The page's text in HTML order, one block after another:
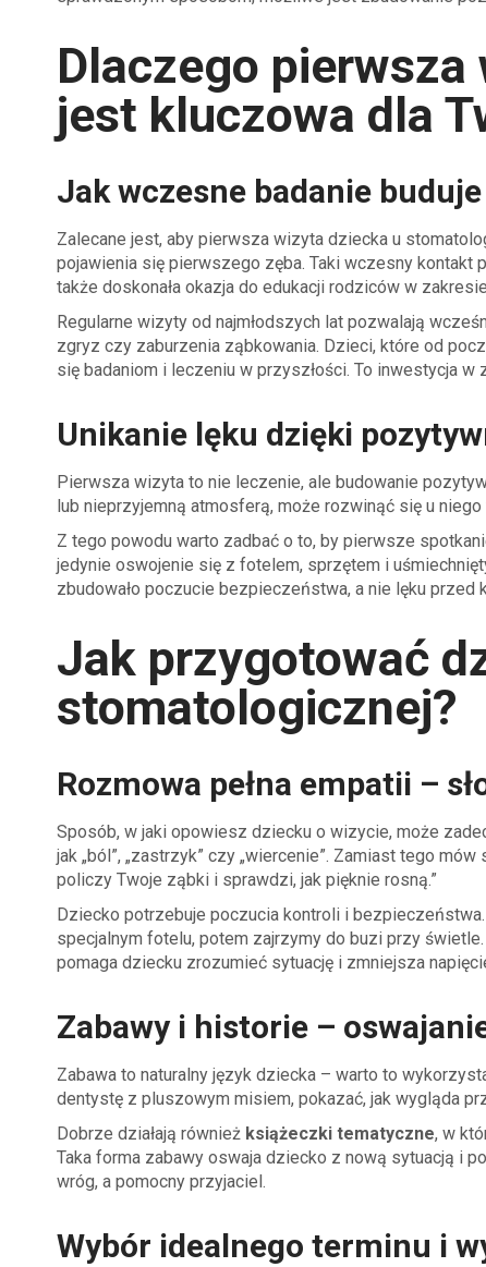
Dlaczego
jest kluczowa dla
Jak wczesne badanie
Zalecane jest, aby pierwsza wizyta dziecka u
pojawienia się pierwszego zęba. Taki wczesny kontakt
także doskonała okazja do edukacji rodziców w
Regularne wizyty od najmłodszych lat pozwalają
zgryz czy zaburzenia ząbkowania. Dzieci, które od
się badaniom i leczeniu w przyszłości. To inwestycja
Unikanie lęku dzięki
Pierwsza wizyta to nie leczenie, ale budowanie
lub nieprzyjemną atmosferą, może rozwinąć się u
Z tego powodu warto zadbać o to, by pierwsze
jedynie oswojenie się z fotelem, sprzętem i
zbudowało poczucie bezpieczeństwa, a nie lęku przed
Jak przygotować
stomatologicznej?
Rozmowa pełna empatii –
Sposób, w jaki opowiesz dziecku o wizycie, może
jak „ból”, „zastrzyk” czy „wiercenie”. Zamiast tego
policzy Twoje ząbki i sprawdzi, jak pięknie rosną.”
Dziecko potrzebuje poczucia kontroli i
specjalnym fotelu, potem zajrzymy do buzi przy
pomaga dziecku zrozumieć sytuację i zmniejsza
Zabawy i historie –
Zabawa to naturalny język dziecka – warto to
dentystę z pluszowym misiem, pokazać, jak wygląda
Dobrze działają również książeczki tematyczne, w
Taka forma zabawy oswaja dziecko z nową sytuacją i
wróg, a pomocny przyjaciel.
Wybór idealnego terminu i